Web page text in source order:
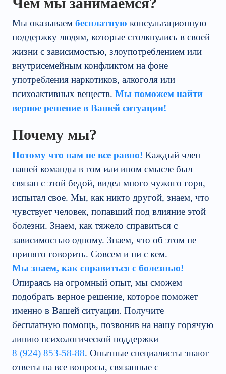
Мы оказываем бесплатную консультационную
поддержку людям, которые столкнулись в своей
жизни с зависимостью, злоупотреблением или
внутрисемейным конфликтом на фоне
употребления наркотиков, алкоголя или
психоактивных веществ. Мы поможем найти
верное решение в Вашей ситуации!
Почему мы?
Потому что нам не все равно! Каждый член
нашей команды в том или ином смысле был
связан с этой бедой, видел много чужого горя,
испытал свое. Мы, как никто другой, знаем, что
чувствует человек, попавший под влияние этой
болезни. Знаем, как тяжело справиться с
зависимостью одному. Знаем, что об этом не
принято говорить. Совсем и ни с кем.
Мы знаем, как справиться с болезнью!
Опираясь на огромный опыт, мы сможем
подобрать верное решение, которое поможет
именно в Вашей ситуации. Получите
бесплатную помощь, позвонив на нашу горячую
линию психологической поддержки –
8 (924) 853-58-88. Опытные специалисты знают
ответы на все вопросы, связанные с